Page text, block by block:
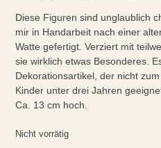
Diese Figuren sind unglaublich
mir in Handarbeit nach einer
Watte gefertigt. Verziert mit
sie wirklich etwas Besonderes.
Dekorationsartikel, der nicht
Kinder unter drei Jahren
Ca. 13 cm hoch.
Nicht vorrätig